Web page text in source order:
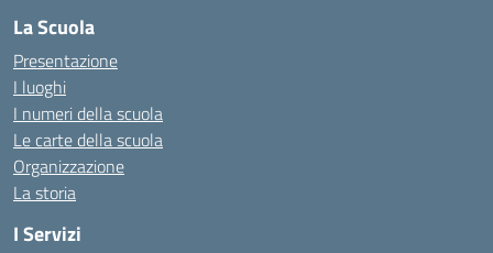
La Scuola
Presentazione
I luoghi
I numeri della scuola
Le carte della scuola
Organizzazione
La storia
I Servizi